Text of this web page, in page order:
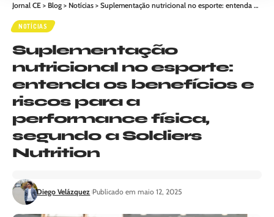
Jornal CE > Blog > Notícias > Suplementação nutricional no esporte: entenda os benefícios e riscos para a performance física, segundo a Soldiers Nutrition
NOTÍCIAS
Suplementação
nutricional no esporte:
entenda os benefícios e
riscos para a
performance física,
segundo a Soldiers
Nutrition
Diego Velázquez Publicado em maio 12, 2025